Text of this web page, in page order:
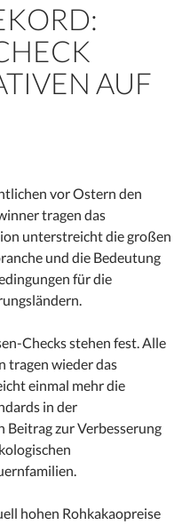
AUF
vor Ostern den
tragen das
unterstreicht die großen
und die Bedeutung
für die
Checks stehen fest. Alle
tragen wieder das
einmal mehr die
in der
zur Verbesserung
hohen Rohkakaopreise